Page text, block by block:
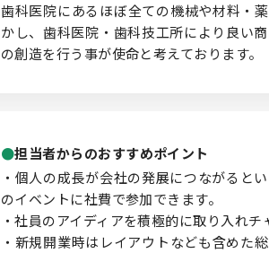
フルリモート
歯科医院にあるほぼ全ての機械や材料・
かし、歯科医院・歯科技工所により良い
の創造を行う事が使命と考えております。
担当者からのおすすめポイント
・個人の成長が会社の発展につながると
のイベントに社費で参加できます。
・社員のアイディアを積極的に取り入れチ
・新規開業時はレイアウトなども含めた